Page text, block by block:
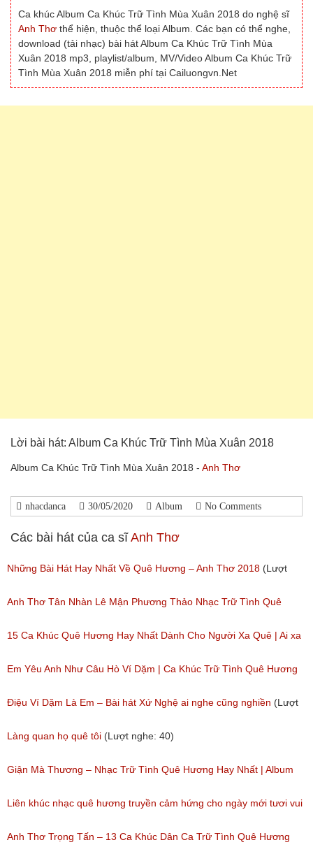
Ca khúc Album Ca Khúc Trữ Tình Mùa Xuân 2018 do nghệ sĩ
Anh Thơ thể hiện, thuộc thể loại Album. Các bạn có thể nghe,
download (tải nhạc) bài hát Album Ca Khúc Trữ Tình Mùa
Xuân 2018 mp3, playlist/album, MV/Video Album Ca Khúc Trữ
Tình Mùa Xuân 2018 miễn phí tại Cailuongvn.Net
Lời bài hát: Album Ca Khúc Trữ Tình Mùa Xuân 2018
Album Ca Khúc Trữ Tình Mùa Xuân 2018 - Anh Thơ
nhacdanca 30/05/2020 Album No Comments
Các bài hát của ca sĩAnh Thơ
Những Bài Hát Hay Nhất Về Quê Hương – Anh Thơ 2018 (Lượt
nghe: 430)
Anh Thơ Tân Nhàn Lê Mận Phương Thảo Nhạc Trữ Tình Quê
Hương Tuyển Chọn
(Lượt nghe: 443)
15 Ca Khúc Quê Hương Hay Nhất Dành Cho Người Xa Quê | Ai xa
quê cũng muốn nghe
(Lượt nghe: 200)
Em Yêu Anh Như Câu Hò Ví Dặm | Ca Khúc Trữ Tình Quê Hương
Anh Thơ
(Lượt nghe: 50)
Điệu Ví Dặm Là Em – Bài hát Xứ Nghệ ai nghe cũng nghiền (Lượt
nghe: 84)
Làng quan họ quê tôi (Lượt nghe: 40)
Giận Mà Thương – Nhạc Trữ Tình Quê Hương Hay Nhất | Album
Anh Thơ Trọng Tấn
(Lượt nghe: 716)
Liên khúc nhạc quê hương truyền cảm hứng cho ngày mới tươi vui
(Lượt nghe: 44)
Anh Thơ Trọng Tấn – 13 Ca Khúc Dân Ca Trữ Tình Quê Hương